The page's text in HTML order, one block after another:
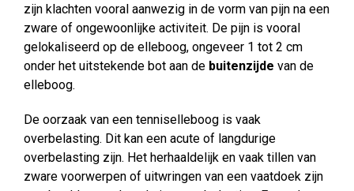
zijn klachten vooral aanwezig in de vorm van pijn na een
zware of ongewoonlijke activiteit. De pijn is vooral
gelokaliseerd op de elleboog, ongeveer 1 tot 2 cm
onder het uitstekende bot aan de buitenzijde van de
elleboog.
De oorzaak van een tenniselleboog is vaak
overbelasting. Dit kan een acute of langdurige
overbelasting zijn. Het herhaaldelijk en vaak tillen van
zware voorwerpen of uitwringen van een vaatdoek zijn